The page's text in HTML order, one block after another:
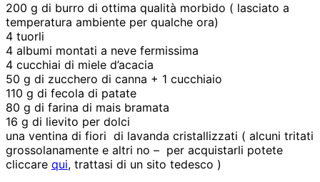
200 g di burro di ottima qualità morbido ( lasciato a
temperatura ambiente per qualche ora)
4 tuorli
4 albumi montati a neve fermissima
4 cucchiai di miele d’acacia
50 g di zucchero di canna + 1 cucchiaio
110 g di fecola di patate
80 g di farina di mais bramata
16 g di lievito per dolci
una ventina di fiori di lavanda cristallizzati ( alcuni tritati
grossolanamente e altri no – per acquistarli potete
cliccare qui, trattasi di un sito tedesco )